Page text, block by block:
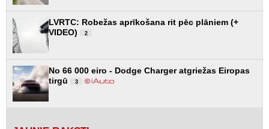
LVRTC: Robežas aprīkošana rit pēc plāniem (+
VIDEO)
2
No 66 000 eiro - Dodge Charger atgriežas Eiropas
tirgū
3